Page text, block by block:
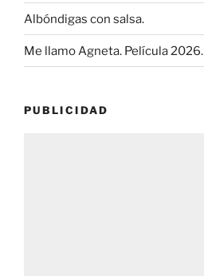
Albóndigas con salsa.
Me llamo Agneta. Película 2026.
PUBLICIDAD